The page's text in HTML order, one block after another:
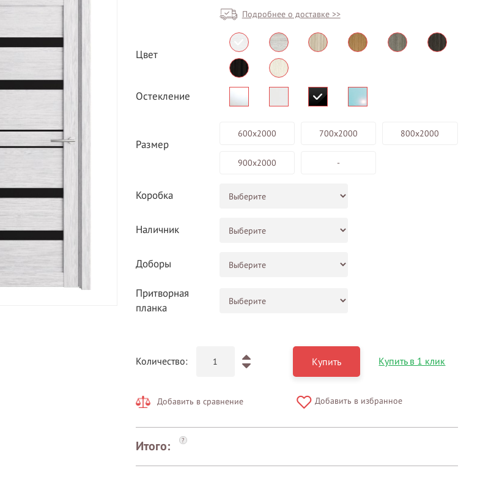
выгодным ценам
БЕСПЛАТНЫЙ ВЫЕЗД НА
ЗАМЕР
ВЫЗВАТЬ ЗАМЕРЩИКА
Подробнее о доставке >>
Цвет
Остекление
Размер
600х2000 700х2000 800х2000
900х2000 -
Коробка
Наличник
Доборы
Притворная
планка
Количество: Купить Купить в 1 клик
Добавить в сравнение Добавить в избранное
Итого: ?